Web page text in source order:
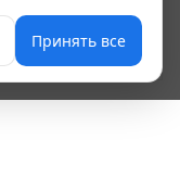
Принять все